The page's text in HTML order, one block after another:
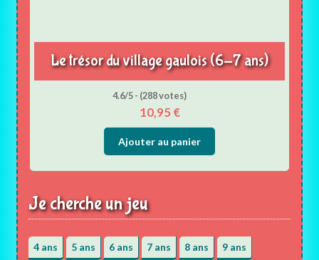
Le trésor du village gaulois (6-7 ans)
4.6/5 - (288 votes)
10,95 €
Ajouter au panier
Je cherche un jeu
4 ans 5 ans 6 ans 7 ans 8 ans 9 ans